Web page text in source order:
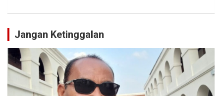
Jangan Ketinggalan